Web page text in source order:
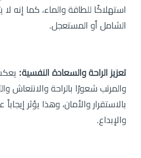
استهلاكًا للطاقة والماء، كما إنه
الشامل أو المستعجل.
تعزيز الراحة والسعادة النفسية:
والمرتب شعورًا بالراحة والانتعاش
بالاستقرار والأمان، وهذا يؤثر
والإبداع.